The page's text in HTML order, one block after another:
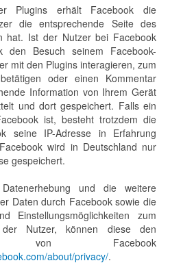
Plugins erhält Facebook die
die entsprechende Seite des
hat. Ist der Nutzer bei Facebook
den Besuch seinem Facebook-
mit den Plugins interagieren, zum
oder einen Kommentar
Information von Ihrem Gerät
und dort gespeichert. Falls ein
ist, besteht trotzdem die
seine IP-Adresse in Erfahrung
wird in Deutschland nur
gespeichert.
und die weitere
Daten durch Facebook sowie die
Einstellungsmöglichkeiten zum
Nutzer, können diese den
von Facebook
about/privacy/.